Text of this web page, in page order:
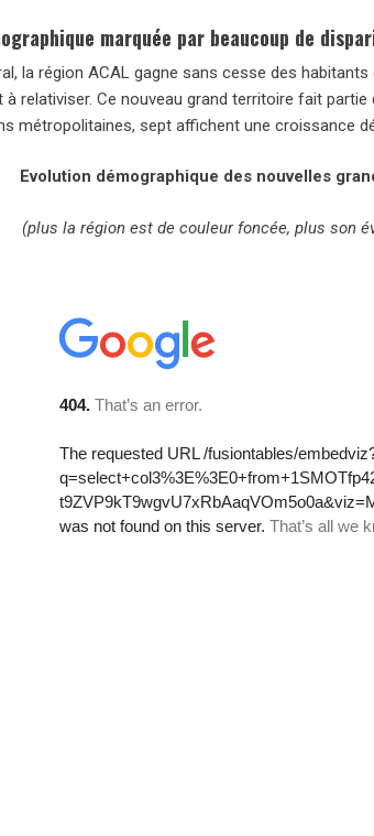
marquée par beaucoup de
la région ACAL gagne sans cesse des
relativiser. Ce nouveau grand territoire fait
métropolitaines, sept affichent une croissance
Evolution démographique des nouvelles
(plus la région est de couleur foncée, plus son